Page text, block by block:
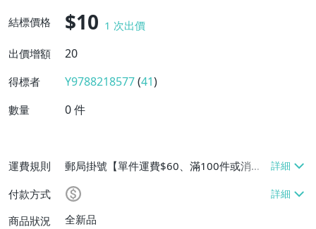
結標價格 $10 1 次出價
出價增額
20
得標者 Y9788218577(41)
數量 0件
運費規則
郵局掛號【單件運費$60、滿100件或消費
滿$60000免運費】
付款方式
商品狀況
全新品